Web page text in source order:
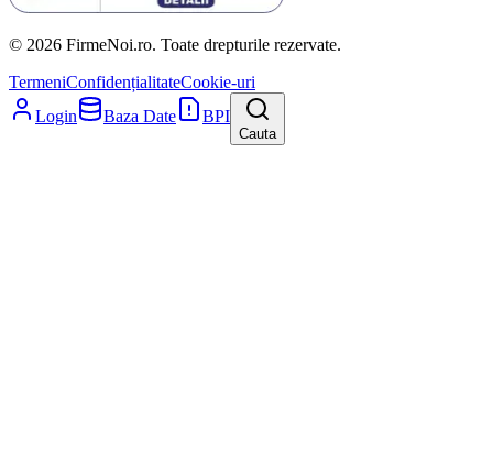
© 2026 FirmeNoi.ro. Toate drepturile rezervate.
TermeniConfidențialitateCookie-uri
Login
Baza Date BPI
Cauta